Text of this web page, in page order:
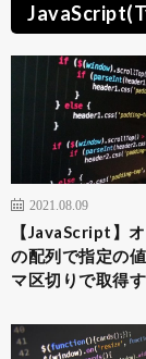
2021.08.09
【JavaScript】
の配列で指定の
マ区切りで取得